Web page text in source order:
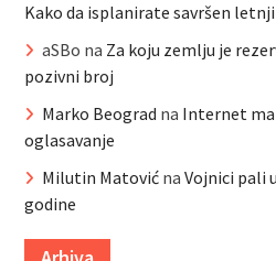
Kako da isplanirate savršen
aSBo na Za koju zemlju je
pozivni broj
Marko Beograd na Internet
oglasavanje
Milutin Matovićna Vojnici pali
godine